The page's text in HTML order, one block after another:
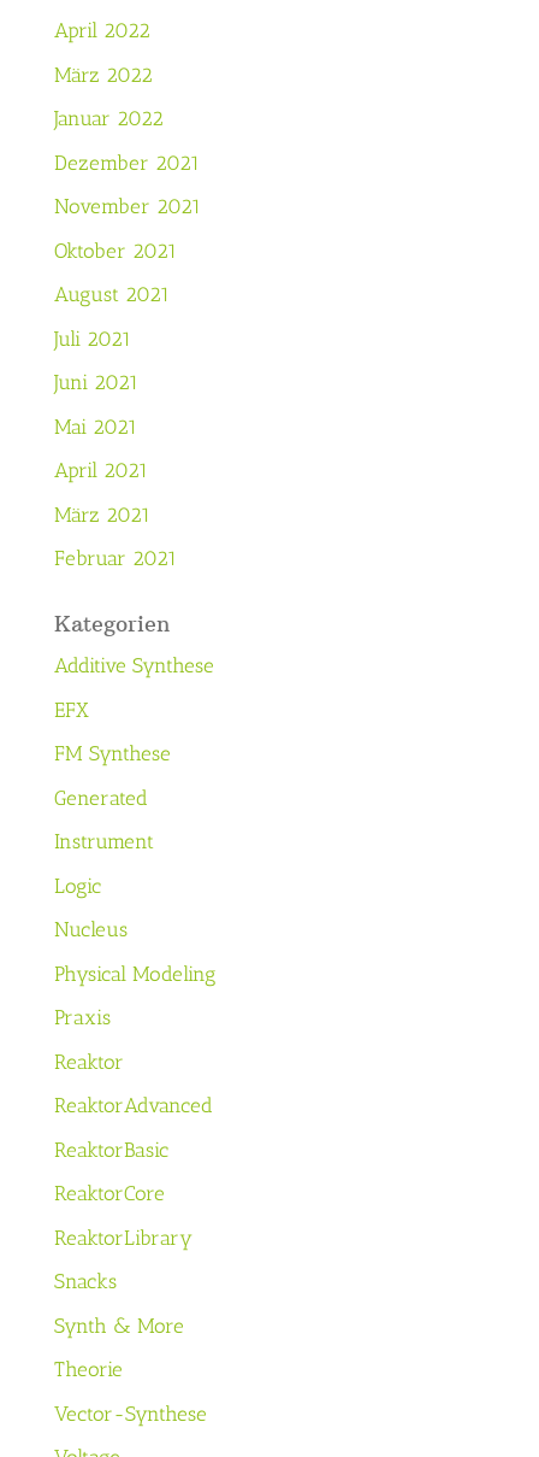
April 2022
März 2022
Januar 2022
Dezember 2021
November 2021
Oktober 2021
August 2021
Juli 2021
Juni 2021
Mai 2021
April 2021
März 2021
Februar 2021
Kategorien
Additive Synthese
EFX
FM Synthese
Generated
Instrument
Logic
Nucleus
Physical Modeling
Praxis
Reaktor
ReaktorAdvanced
ReaktorBasic
ReaktorCore
ReaktorLibrary
Snacks
Synth & More
Theorie
Vector-Synthese